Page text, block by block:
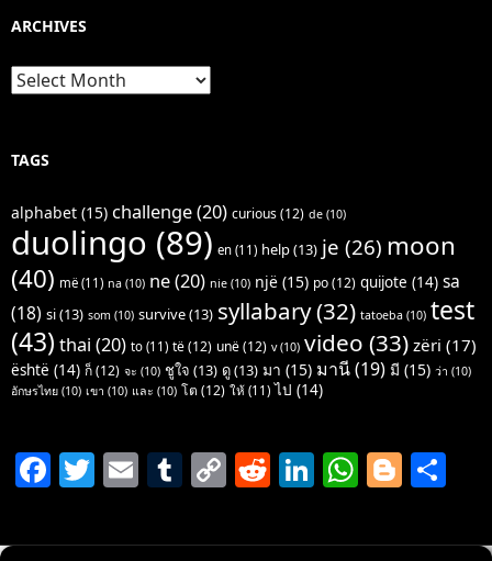
ARCHIVES
Archives
TAGS
alphabet (15) challenge(20) curious(12) de (10)
duolingo (89) en (11) help(13) je (26) moon
(40) më (11) na (10) ne(20) nie (10) një (15) po(12) quijote (14) sa
(18) si(13) som (10) survive(13) syllabary(32) tatoeba (10) test
(43) thai (20) to (11) të(12) unë(12) v(10) video (33) zëri (17)
është (14) ก็(12) จะ (10) ชูใจ (13) ดู(13) มา (15) มานี(19) มี (15) ว่า (10)
อักษรไทย (10) เขา (10) และ (10) โต (12) ให้ (11) ไป (14)
F
c
T
itt
E
ai
T
m
C
p
R
d
Li
k
W
at
Bl
g ar